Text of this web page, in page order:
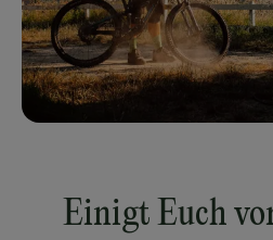
Einigt Euch